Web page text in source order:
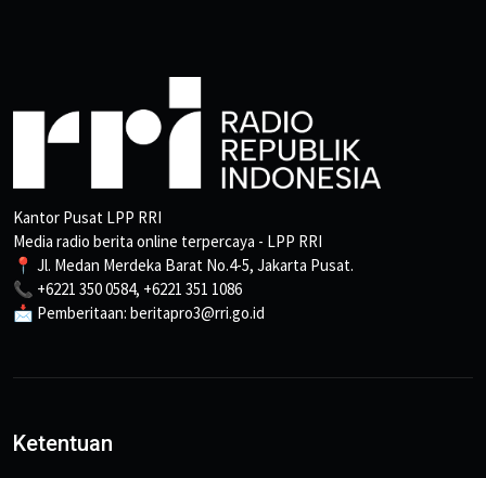
Kantor Pusat LPP RRI
Media radio berita online terpercaya - LPP RRI
📍 Jl. Medan Merdeka Barat No.4-5, Jakarta Pusat.
📞 +6221 350 0584, +6221 351 1086
📩 Pemberitaan: beritapro3@rri.go.id
Ketentuan